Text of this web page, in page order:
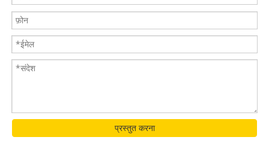
प्रस्तुत करना